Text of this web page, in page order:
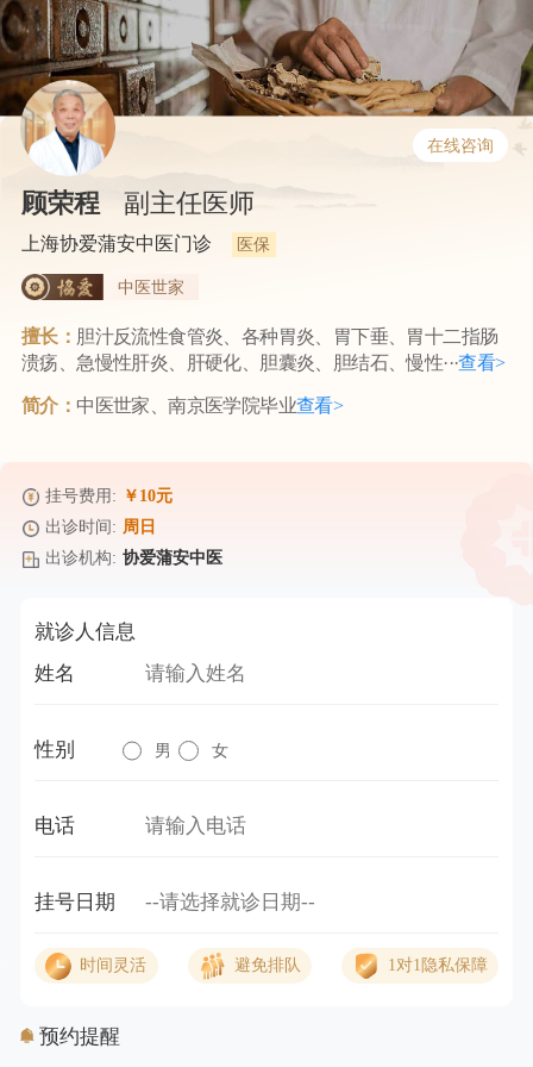
在线咨询
顾荣程 副主任医师
上海协爱蒲安中医门诊 医保
中医世家
擅长： 胆汁反流性食管炎、各种胃炎、胃下垂、胃十二指肠
溃疡、急慢性肝炎、肝硬化、胆囊炎、胆结石、慢性···查看>
简介： 中医世家、南京医学院毕业查看>
挂号费用: ￥10元
出诊时间: 周日
出诊机构: 协爱蒲安中医
就诊人信息
姓名
性别 男 女
电话
挂号日期
时间灵活 避免排队 1对1隐私保障
预约提醒